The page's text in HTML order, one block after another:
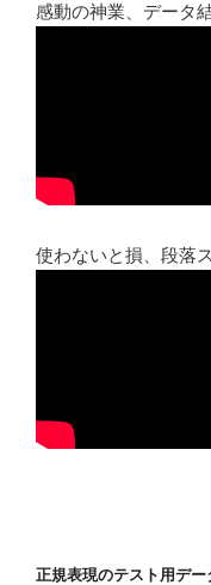
感動の神業、データ
使わないと損、段落
正規表現のテスト用デー